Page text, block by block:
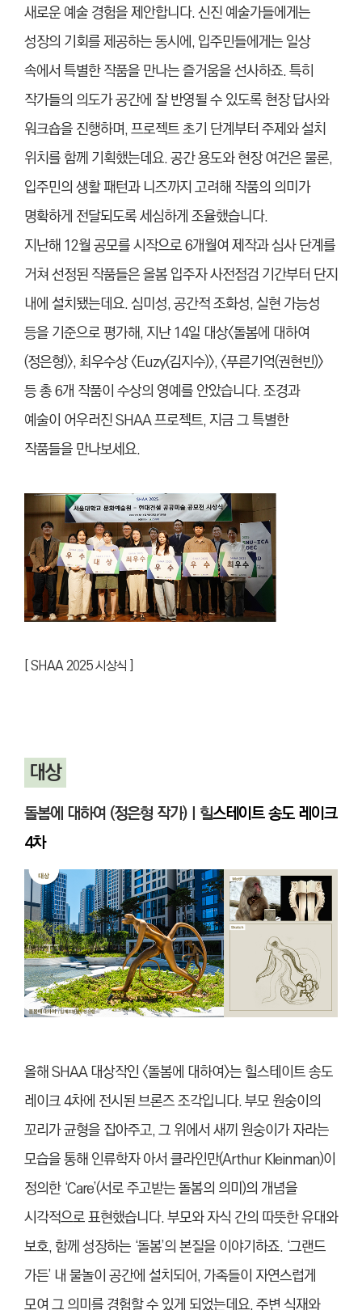
새로운 예술 경험을 제안합니다. 신진 예술가들에게는
성장의 기회를 제공하는 동시에, 입주민들에게는 일상
속에서 특별한 작품을 만나는 즐거움을 선사하죠. 특히
작가들의 의도가 공간에 잘 반영될 수 있도록 현장 답사와
워크숍을 진행하며, 프로젝트 초기 단계부터 주제와 설치
위치를 함께 기획했는데요. 공간 용도와 현장 여건은 물론,
입주민의 생활 패턴과 니즈까지 고려해 작품의 의미가
명확하게 전달되도록 세심하게 조율했습니다.
지난해 12월 공모를 시작으로 6개월여 제작과 심사 단계를
거쳐 선정된 작품들은 올봄 입주자 사전점검 기간부터 단지
내에 설치됐는데요. 심미성, 공간적 조화성, 실현 가능성
등을 기준으로 평가해, 지난 14일 대상<돌봄에 대하여
(정은형)>, 최우수상 <Euzy(김지수)>, <푸른기억(권현빈)>
등 총 6개 작품이 수상의 영예를 안았습니다. 조경과
예술이 어우러진 SHAA 프로젝트, 지금 그 특별한
작품들을 만나보세요.
[ SHAA 2025 시상식 ]
대상
돌봄에 대하여 (정은형 작가)ㅣ 힐스테이트 송도 레이크
4차
올해 SHAA 대상작인 <돌봄에 대하여>는 힐스테이트 송도
레이크 4차에 전시된 브론즈 조각입니다. 부모 원숭이의
꼬리가 균형을 잡아주고, 그 위에서 새끼 원숭이가 자라는
모습을 통해 인류학자 아서 클라인만(Arthur Kleinman)이
정의한 ‘Care’(서로 주고받는 돌봄의 의미)의 개념을
시각적으로 표현했습니다. 부모와 자식 간의 따뜻한 유대와
보호, 함께 성장하는 ‘돌봄’의 본질을 이야기하죠. ‘그랜드
가든’ 내 물놀이 공간에 설치되어, 가족들이 자연스럽게
모여 그 의미를 경험할 수 있게 되었는데요. 주변 식재와